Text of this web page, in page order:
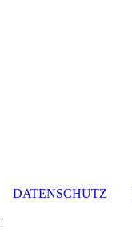
DATENSCHUTZ